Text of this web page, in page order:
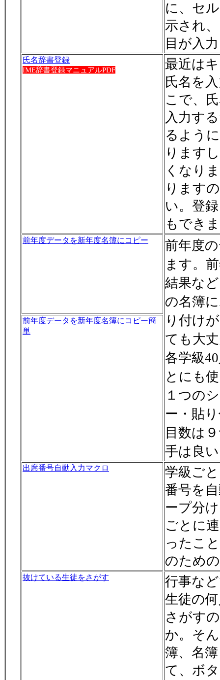
に、セ
示され
目が入
氏名辞書登録
IME辞書登録マニュアルPDF
最近は
氏名を
こで、
入力す
るよう
ります
くなり
ります
い。登
もでき
前年度データを新年度名簿にコピー
前年度
ます。
結果な
の名簿
り付け
ても大
各学級
とにも
１つの
ー・貼
目数は
手は良
前年度データを新年度名簿にコピー簡
単
出席番号自動入力マクロ
学級ご
番号を
ープ分
ごとに
ったこ
のため
抜けている生徒をさがす
行事な
生徒の
さがす
か。そ
簿、名
て、ボ